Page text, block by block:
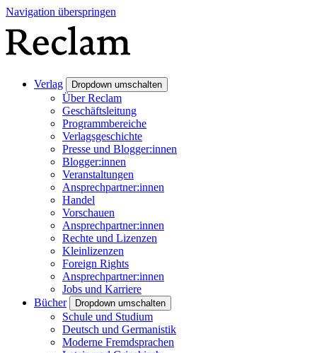
Navigation überspringen
Verlag Dropdown umschalten
Über Reclam
Geschäftsleitung
Programmbereiche
Verlagsgeschichte
Presse und Blogger:innen
Blogger:innen
Veranstaltungen
Ansprechpartner:innen
Handel
Vorschauen
Ansprechpartner:innen
Rechte und Lizenzen
Kleinlizenzen
Foreign Rights
Ansprechpartner:innen
Jobs und Karriere
Bücher
Dropdown umschalten
Schule und Studium
Deutsch und Germanistik
Moderne Fremdsprachen